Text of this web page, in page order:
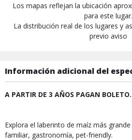
Los mapas reflejan la ubicación
para este lugar.
La distribución real de los lugares y
previo aviso
Información adicional del
A PARTIR DE 3 AÑOS PAGAN BOLETO.
Explora el laberinto de maíz más
familiar, gastronomía, pet-friendly.